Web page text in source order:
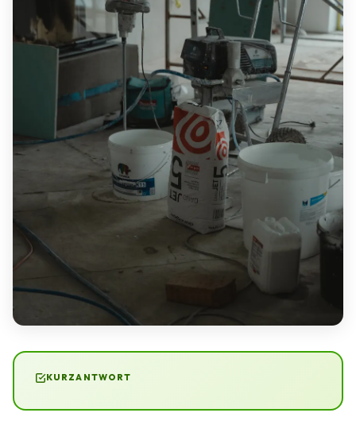
KURZANTWORT